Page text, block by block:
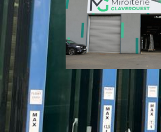
2006- Rachat par David Miroiterie
David Miroiterie reprend la direction de